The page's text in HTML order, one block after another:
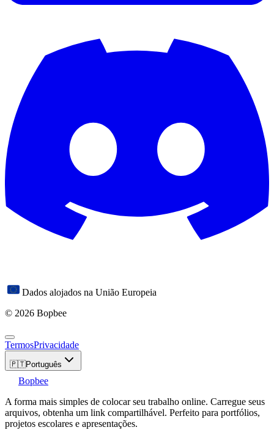
Dados alojados na União Europeia
© 2026 Bopbee
TermosPrivacidade
🇵🇹Português
Bopbee
A forma mais simples de colocar seu trabalho online. Carregue seus
arquivos, obtenha um link compartilhável. Perfeito para portfólios,
projetos escolares e apresentações.